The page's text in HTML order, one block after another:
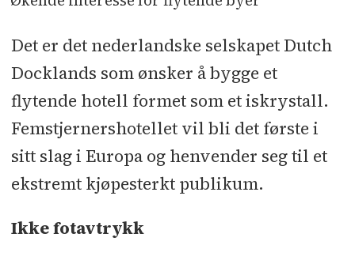
Det er det nederlandske selskapet Dutch
Docklands som ønsker å bygge et
flytende hotell formet som et iskrystall.
Femstjernershotellet vil bli det første i
sitt slag i Europa og henvender seg til et
ekstremt kjøpesterkt publikum.
Ikke fotavtrykk